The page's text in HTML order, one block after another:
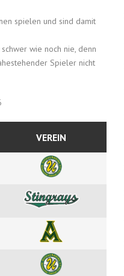
spielen und sind damit
wie noch nie, denn
Spieler nicht
VEREIN